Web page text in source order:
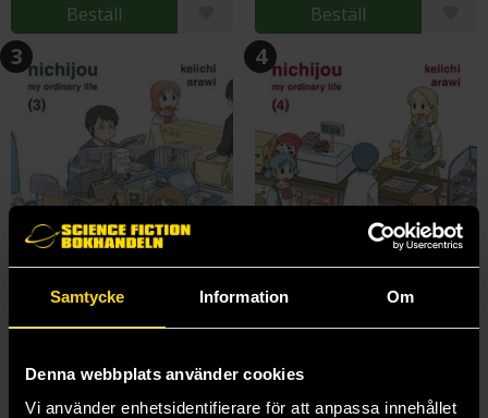
Samtycke Information Om
Denna webbplats använder cookies
Vi använder enhetsidentifierare för att anpassa innehållet
Beställ Beställ
3
Nichijou My Ordinary Life, 3
Keiichi Arawi
4
Keiichi Arawi